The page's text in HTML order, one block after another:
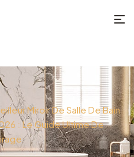
Miroir De Salle De Bain
: Le Guide Ultime De